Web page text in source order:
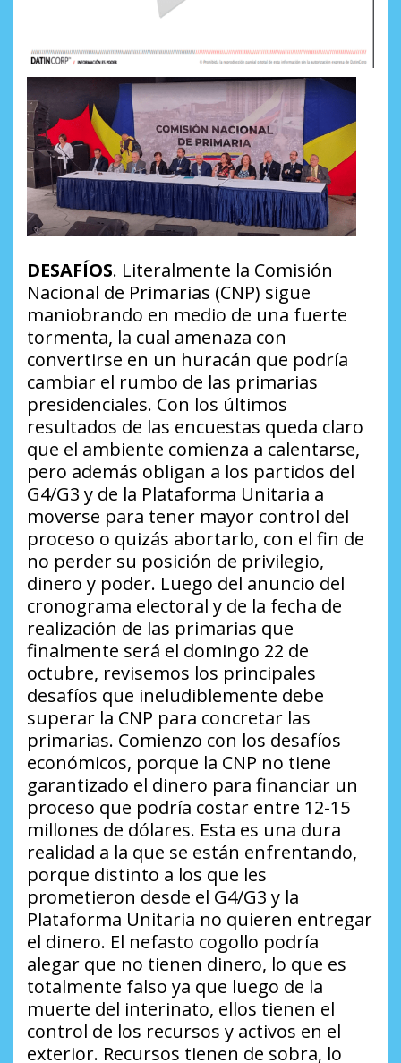
DESAFÍOS. Literalmente la Comisión
Nacional de Primarias (CNP) sigue
maniobrando en medio de una fuerte
tormenta, la cual amenaza con
convertirse en un huracán que podría
cambiar el rumbo de las primarias
presidenciales. Con los últimos
resultados de las encuestas queda claro
que el ambiente comienza a calentarse,
pero además obligan a los partidos del
G4/G3 y de la Plataforma Unitaria a
moverse para tener mayor control del
proceso o quizás abortarlo, con el fin de
no perder su posición de privilegio,
dinero y poder. Luego del anuncio del
cronograma electoral y de la fecha de
realización de las primarias que
finalmente será el domingo 22 de
octubre, revisemos los principales
desafíos que ineludiblemente debe
superar la CNP para concretar las
primarias. Comienzo con los desafíos
económicos, porque la CNP no tiene
garantizado el dinero para financiar un
proceso que podría costar entre 12-15
millones de dólares. Esta es una dura
realidad a la que se están enfrentando,
porque distinto a los que les
prometieron desde el G4/G3 y la
Plataforma Unitaria no quieren entregar
el dinero. El nefasto cogollo podría
alegar que no tienen dinero, lo que es
totalmente falso ya que luego de la
muerte del interinato, ellos tienen el
control de los recursos y activos en el
exterior. Recursos tienen de sobra, lo